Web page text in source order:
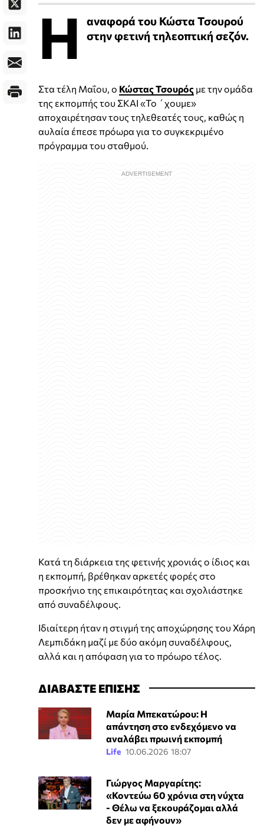
Η
αναφορά του Κώστα Τσουρού
στην φετινή τηλεοπτική σεζόν.
Στα τέλη Μαΐου, ο Κώστας Τσουρός με την ομάδα
της εκπομπής του ΣΚΑΙ «Το ΄χουμε»
αποχαιρέτησαν τους τηλεθεατές τους, καθώς η
αυλαία έπεσε πρόωρα για το συγκεκριμένο
πρόγραμμα του σταθμού.
Κατά τη διάρκεια της φετινής χρονιάς ο ίδιος και
η εκπομπή, βρέθηκαν αρκετές φορές στο
προσκήνιο της επικαιρότητας και σχολιάστηκε
από συναδέλφους.
Ιδιαίτερη ήταν η στιγμή της αποχώρησης του Χάρη
Λεμπιδάκη μαζί με δύο ακόμη συναδέλφους,
αλλά και η απόφαση για το πρόωρο τέλος.
ΔΙΑΒΑΣΤΕ ΕΠΙΣΗΣ
Μαρία Μπεκατώρου: Η
απάντηση στο ενδεχόμενο να
αναλάβει πρωινή εκπομπή
Life 10.06.2026 18:07
Γιώργος Μαργαρίτης:
«Κοντεύω 60 χρόνια στη νύχτα
- Θέλω να ξεκουράζομαι αλλά
δεν με αφήνουν»